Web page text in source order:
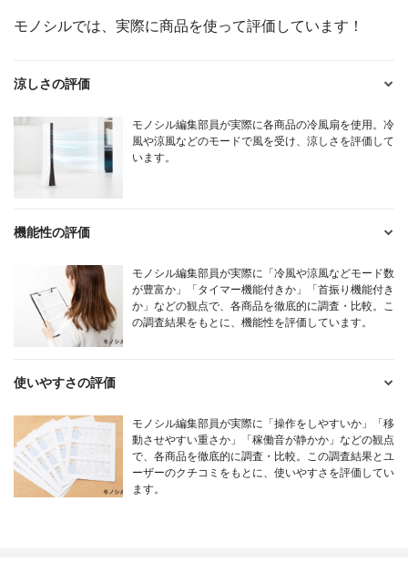
モノシルでは、実際に商品を使って評価しています！
涼しさの評価
モノシル編集部員が実際に各商品の冷風扇を使用。冷
風や涼風などのモードで風を受け、涼しさを評価して
います。
機能性の評価
モノシル編集部員が実際に「冷風や涼風などモード数
が豊富か」「タイマー機能付きか」「首振り機能付き
か」などの観点で、各商品を徹底的に調査・比較。こ
の調査結果をもとに、機能性を評価しています。
使いやすさの評価
モノシル編集部員が実際に「操作をしやすいか」「移
動させやすい重さか」「稼働音が静かか」などの観点
で、各商品を徹底的に調査・比較。この調査結果とユ
ーザーのクチコミをもとに、使いやすさを評価してい
ます。